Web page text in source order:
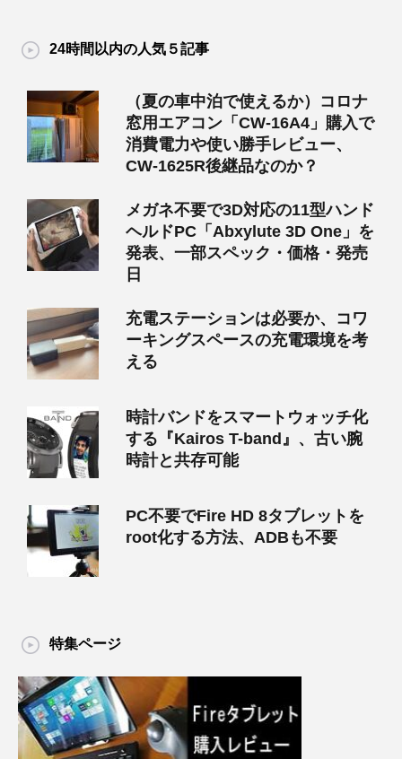
24時間以内の人気５記事
（夏の車中泊で使えるか）コロナ
窓用エアコン「CW-16A4」購入で
消費電力や使い勝手レビュー、
CW-1625R後継品なのか？
メガネ不要で3D対応の11型ハンド
ヘルドPC「Abxylute 3D One」を
発表、一部スペック・価格・発売
日
充電ステーションは必要か、コワ
ーキングスペースの充電環境を考
える
時計バンドをスマートウォッチ化
する『Kairos T-band』、古い腕
時計と共存可能
PC不要でFire HD 8タブレットを
root化する方法、ADBも不要
特集ページ